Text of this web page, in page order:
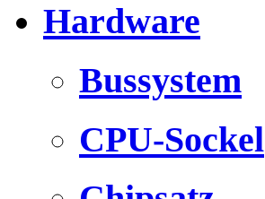
Hardware
Bussystem
CPU-Sockel